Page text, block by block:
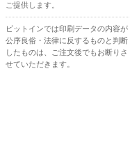
ご提供します。
ピットインでは印刷データの内容が
公序良俗・法律に反するものと判断
したものは、ご注文後でもお断りさ
せていただきます。